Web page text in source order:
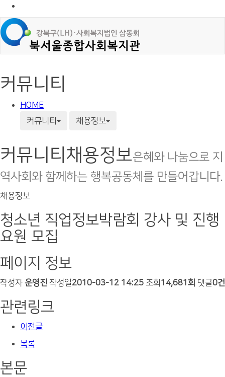
커뮤니티
HOME
커뮤니티
채용정보
커뮤니티 채용정보은혜와 나눔으로 지
역사회와 함께하는 행복공동체를 만들어갑니다.
채용정보
청소년 직업정보박람회 강사 및 진행
요원 모집
페이지 정보
작성자 운영진 작성일2010-03-12 14:25 조회 14,681회 댓글0건
관련링크
이전글
목록
본문